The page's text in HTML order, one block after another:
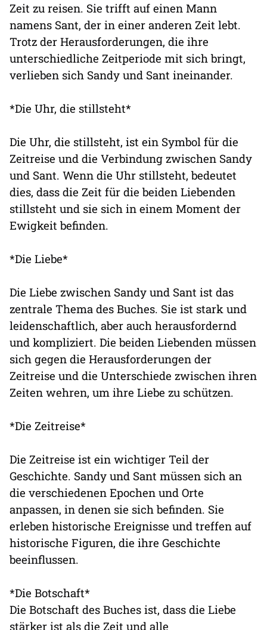
Zeit zu reisen. Sie trifft auf einen Mann
namens Sant, der in einer anderen Zeit lebt.
Trotz der Herausforderungen, die ihre
unterschiedliche Zeitperiode mit sich bringt,
verlieben sich Sandy und Sant ineinander.
*Die Uhr, die stillsteht*
Die Uhr, die stillsteht, ist ein Symbol für die
Zeitreise und die Verbindung zwischen Sandy
und Sant. Wenn die Uhr stillsteht, bedeutet
dies, dass die Zeit für die beiden Liebenden
stillsteht und sie sich in einem Moment der
Ewigkeit befinden.
*Die Liebe*
Die Liebe zwischen Sandy und Sant ist das
zentrale Thema des Buches. Sie ist stark und
leidenschaftlich, aber auch herausfordernd
und kompliziert. Die beiden Liebenden müssen
sich gegen die Herausforderungen der
Zeitreise und die Unterschiede zwischen ihren
Zeiten wehren, um ihre Liebe zu schützen.
*Die Zeitreise*
Die Zeitreise ist ein wichtiger Teil der
Geschichte. Sandy und Sant müssen sich an
die verschiedenen Epochen und Orte
anpassen, in denen sie sich befinden. Sie
erleben historische Ereignisse und treffen auf
historische Figuren, die ihre Geschichte
beeinflussen.
*Die Botschaft*
Die Botschaft des Buches ist, dass die Liebe
stärker ist als die Zeit und alle